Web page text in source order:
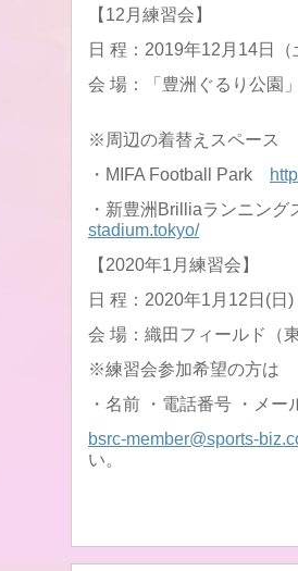
【12月練習会】
日 程：2019年12月14日
会 場：「豊洲ぐるり公園
※周辺の着替えスペース
・MIFA Football Park
・新豊洲Brilliaランニン
stadium.tokyo/
【2020年1月練習会】
日 程：2020年1月12日(
会 場：織田フィールド（
※練習会参加希望の方は
・名前 ・電話番号 ・メ
bsrc-member@sports-
い。